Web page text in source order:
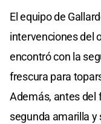
El equipo de
intervenciones del
encontró con la
frescura para
Además, antes del
segunda amarilla y